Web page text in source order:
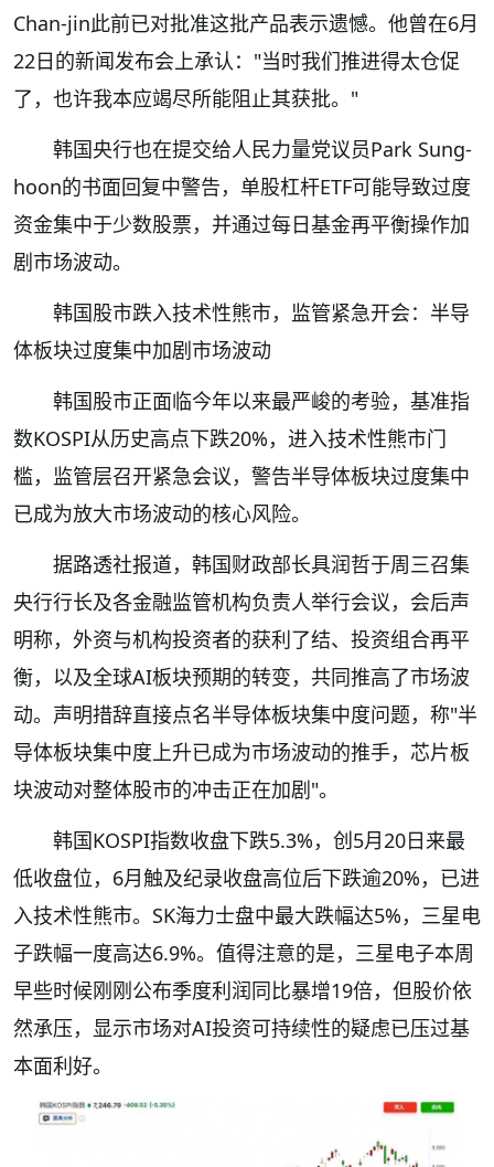
Chan-jin此前已对批准这批产品表示遗憾。他曾在6月
22日的新闻发布会上承认："当时我们推进得太仓促
了，也许我本应竭尽所能阻止其获批。"
韩国央行也在提交给人民力量党议员Park Sung-
hoon的书面回复中警告，单股杠杆ETF可能导致过度
资金集中于少数股票，并通过每日基金再平衡操作加
剧市场波动。
韩国股市跌入技术性熊市，监管紧急开会：半导
体板块过度集中加剧市场波动
韩国股市正面临今年以来最严峻的考验，基准指
数KOSPI从历史高点下跌20%，进入技术性熊市门
槛，监管层召开紧急会议，警告半导体板块过度集中
已成为放大市场波动的核心风险。
据路透社报道，韩国财政部长具润哲于周三召集
央行行长及各金融监管机构负责人举行会议，会后声
明称，外资与机构投资者的获利了结、投资组合再平
衡，以及全球AI板块预期的转变，共同推高了市场波
动。声明措辞直接点名半导体板块集中度问题，称"半
导体板块集中度上升已成为市场波动的推手，芯片板
块波动对整体股市的冲击正在加剧"。
韩国KOSPI指数收盘下跌5.3%，创5月20日来最
低收盘位，6月触及纪录收盘高位后下跌逾20%，已进
入技术性熊市。SK海力士盘中最大跌幅达5%，三星电
子跌幅一度高达6.9%。值得注意的是，三星电子本周
早些时候刚刚公布季度利润同比暴增19倍，但股价依
然承压，显示市场对AI投资可持续性的疑虑已压过基
本面利好。